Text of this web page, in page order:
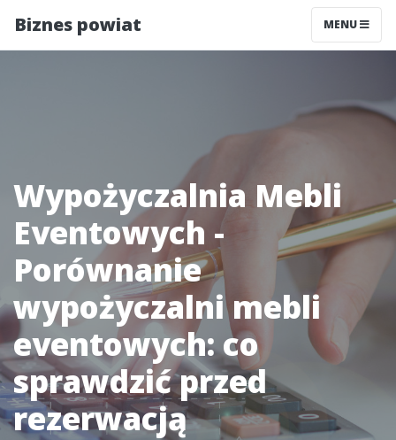
Biznes powiat MENU
Wypożyczalnia Mebli
Eventowych -
Porównanie
wypożyczalni mebli
eventowych: co
sprawdzić przed
rezerwacją